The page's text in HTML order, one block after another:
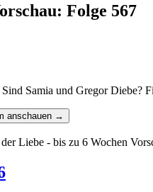
Folge 567
Samia und Gregor
anschauen →
Liebe - bis zu 6 Wochen